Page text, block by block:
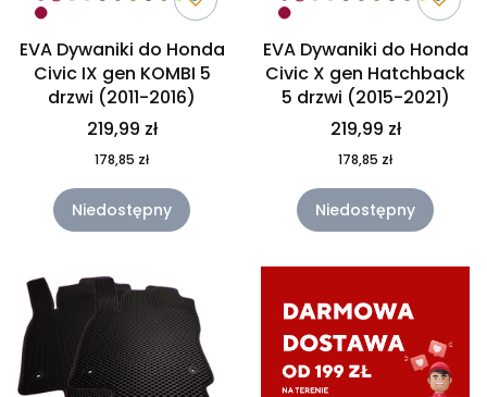
EVA Dywaniki do Honda
Civic IX gen KOMBI 5
drzwi (2011-2016)
219,99 zł
178,85 zł
Niedostępny
EVA Dywaniki do Honda
Civic X gen Hatchback
5 drzwi (2015-2021)
219,99 zł
178,85 zł
Niedostępny